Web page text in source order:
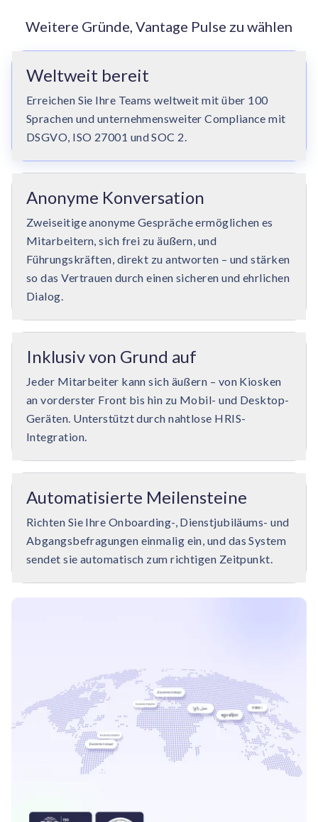
Weitere Gründe, Vantage Pulse zu wählen
Weltweit bereit
Erreichen Sie Ihre Teams weltweit mit über 100
Sprachen und unternehmensweiter Compliance mit
DSGVO, ISO 27001 und SOC 2.
Anonyme Konversation
Zweiseitige anonyme Gespräche ermöglichen es
Mitarbeitern, sich frei zu äußern, und
Führungskräften, direkt zu antworten – und stärken
so das Vertrauen durch einen sicheren und ehrlichen
Dialog.
Inklusiv von Grund auf
Jeder Mitarbeiter kann sich äußern – von Kiosken
an vorderster Front bis hin zu Mobil- und Desktop-
Geräten. Unterstützt durch nahtlose HRIS-
Integration.
Automatisierte Meilensteine
Richten Sie Ihre Onboarding-, Dienstjubiläums- und
Abgangsbefragungen einmalig ein, und das System
sendet sie automatisch zum richtigen Zeitpunkt.